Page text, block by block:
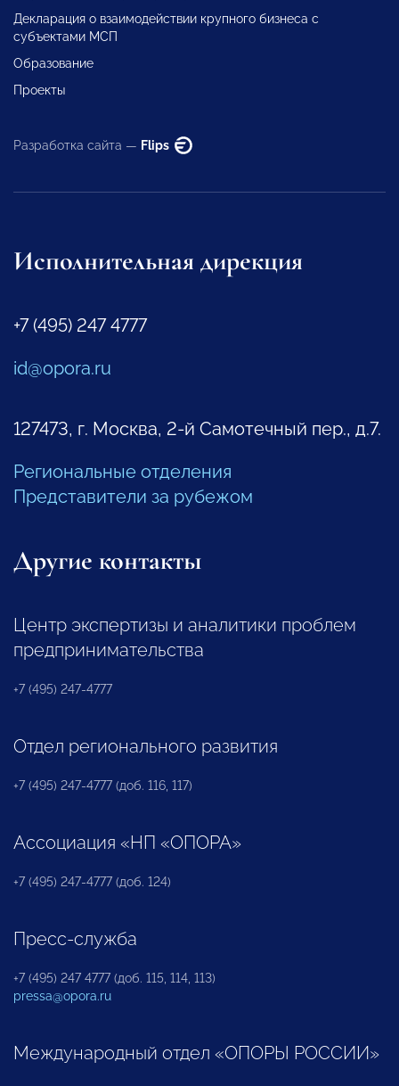
Декларация о взаимодействии крупного бизнеса с
субъектами МСП
Образование
Проекты
Разработка сайта — Flips
Исполнительная дирекция
+7 (495) 247 4777
id@opora.ru
127473, г. Москва, 2-й Самотечный пер., д.7.
Региональные отделения
Представители за рубежом
Другие контакты
Центр экспертизы и аналитики проблем
предпринимательства
+7 (495) 247-4777
Отдел регионального развития
+7 (495) 247-4777 (доб. 116, 117)
Ассоциация «НП «ОПОРА»
+7 (495) 247-4777 (доб. 124)
Пресс-служба
+7 (495) 247 4777 (доб. 115, 114, 113)
pressa@opora.ru
Международный отдел «ОПОРЫ РОССИИ»